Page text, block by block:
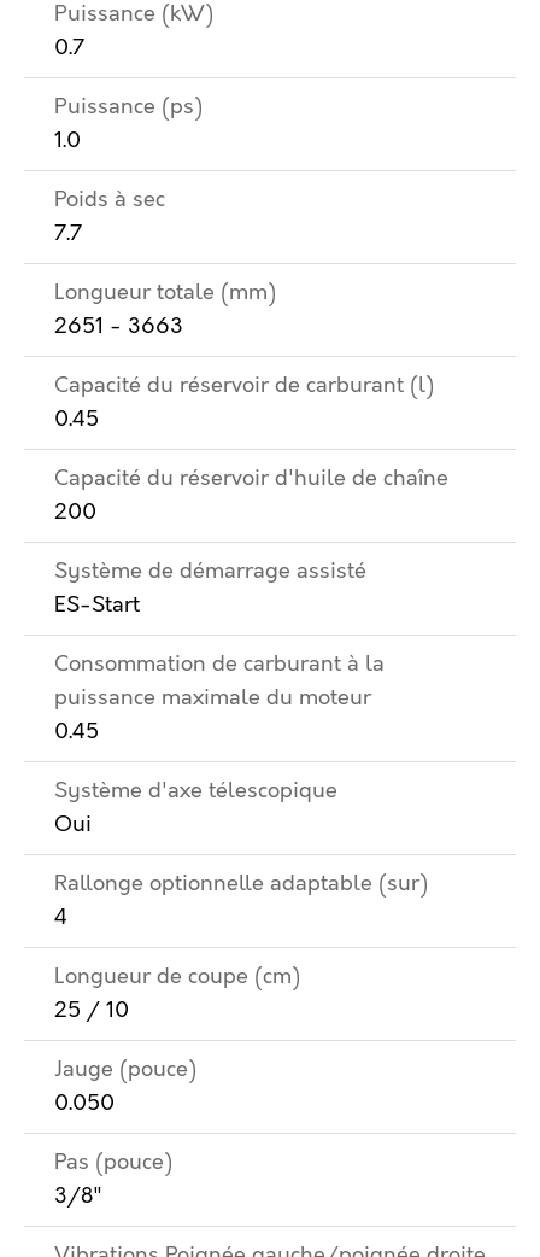
Puissance (kW)
0.7
Puissance (ps)
1.0
Poids à sec
7.7
Longueur totale (mm)
2651 - 3663
Capacité du réservoir de carburant (l)
0.45
Capacité du réservoir d'huile de chaîne
200
Système de démarrage assisté
ES-Start
Consommation de carburant à la
puissance maximale du moteur
0.45
Système d'axe télescopique
Oui
Rallonge optionnelle adaptable (sur)
4
Longueur de coupe (cm)
25 / 10
Jauge (pouce)
0.050
Pas (pouce)
3/8"